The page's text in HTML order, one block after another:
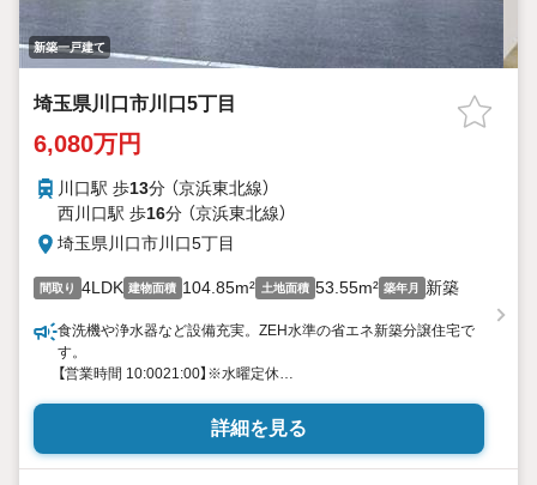
新築一戸建て
埼玉県川口市川口5丁目
6,080万円
川口駅 歩13分 （京浜東北線）
西川口駅 歩16分 （京浜東北線）
埼玉県川口市川口5丁目
間取り 4LDK 建物面積 104.85m² 土地面積 53.55m² 築年月 新築
食洗機や浄水器など設備充実。ZEH水準の省エネ新築分譲住宅で
す。
【営業時間 10:0021:00】※水曜定休
現地を見学される場合は「室内・現地を見学する（無料）」ボタンよ
り
詳細を見る